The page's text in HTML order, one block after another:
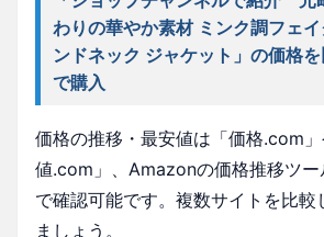
わりの華やか素材 ミンク調フェ
ンドネック ジャケット」の価格
で購入
価格の推移・最安値は「価格.com
値.com」、Amazonの価格推移ツー
で確認可能です。複数サイトを比較
ましょう。